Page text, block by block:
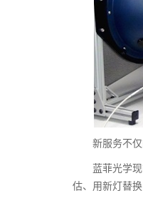
新服务不
蓝菲光学
估、用新灯替